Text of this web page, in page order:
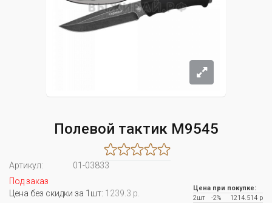
Полевой тактик M9545
Артикул:
01-03833
Под заказ
Цена без скидки за 1шт: 1239.3 р.
Цена при покупке:
2шт
-2%
1214.514 р